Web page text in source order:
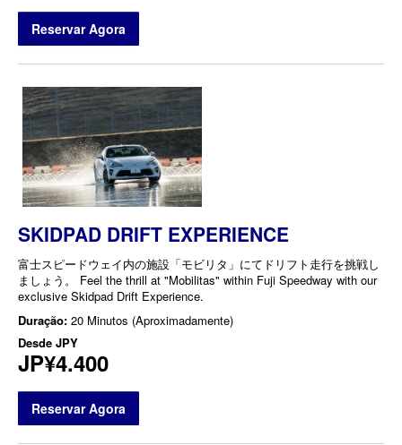
Reservar Agora
SKIDPAD DRIFT EXPERIENCE
富士スピードウェイ内の施設「モビリタ」にてドリフト走行を挑戦し
ましょう。 Feel the thrill at "Mobilitas" within Fuji Speedway with our
exclusive Skidpad Drift Experience.
Duração: 20 Minutos (Aproximadamente)
Desde JPY
JP¥4.400
Reservar Agora